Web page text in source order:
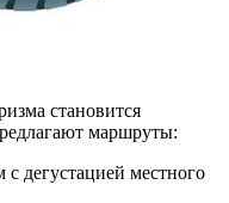
становится
маршруты:
с дегустацией местного